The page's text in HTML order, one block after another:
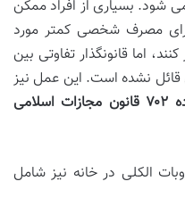
شود. بسیاری از افراد ممکن
مصرف شخصی کمتر مورد
اما قانونگذار تفاوتی بین
قائل نشده است. این عمل نیز
الکلی در خانه نیز شامل